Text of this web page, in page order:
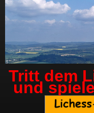
Tritt dem
und